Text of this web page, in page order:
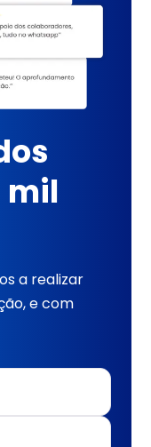
mil
a realizar
e com